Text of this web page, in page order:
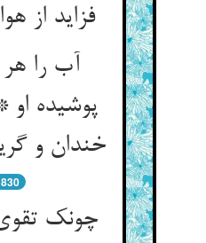
فزاید از
آب را
پوشیده
خندان و
چونک